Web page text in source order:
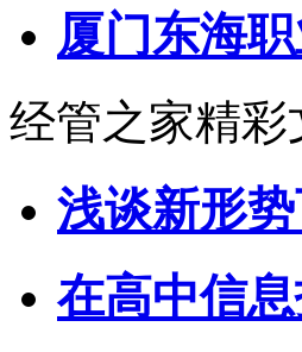
厦门东海
经管之家精彩
浅谈新形
在高中信